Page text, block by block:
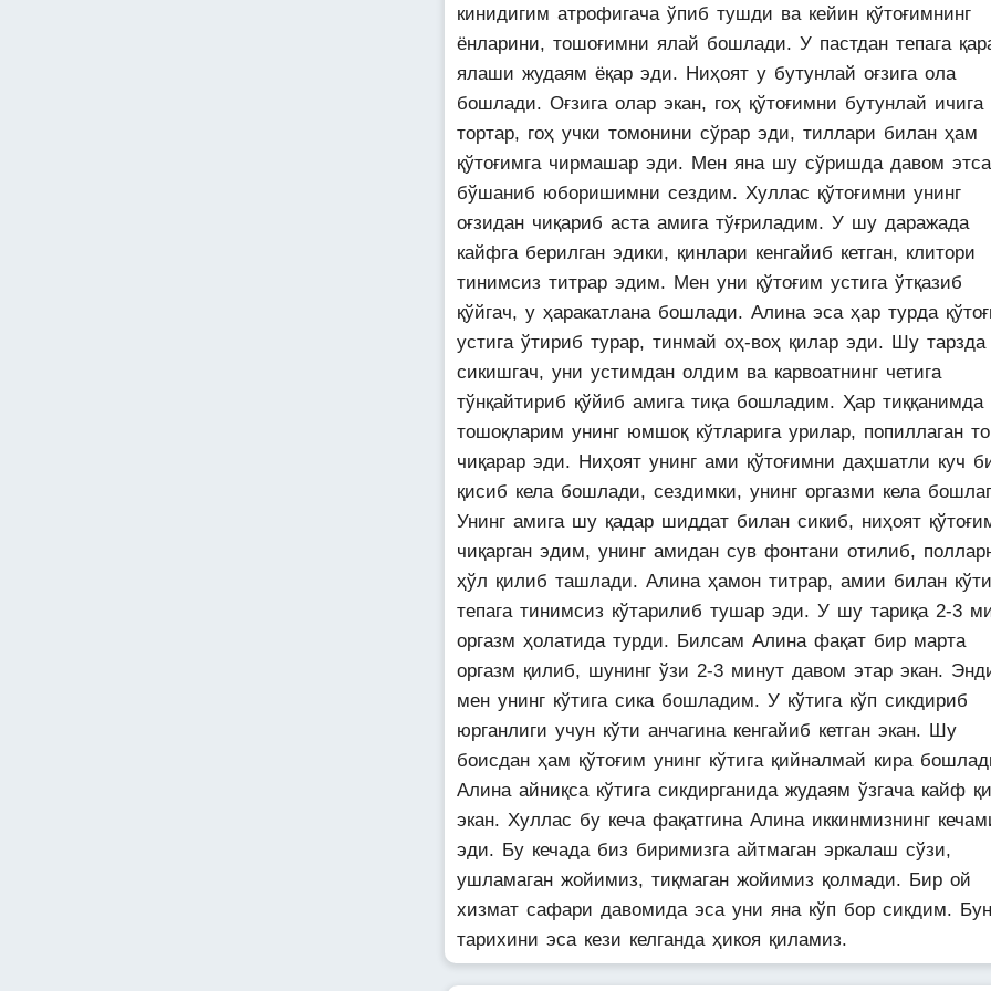
кинидигим атрофигача ўпиб тушди ва кейин қўтоғимнинг
ёнларини, тошоғимни ялай бошлади. У пастдан тепага
ялаши жудаям ёқар эди. Ниҳоят у бутунлай оғзига ола
бошлади. Оғзига олар экан, гоҳ қўтоғимни бутунлай ичига
тортар, гоҳ учки томонини сўрар эди, тиллари билан ҳам
қўтоғимга чирмашар эди. Мен яна шу сўришда давом этса
бўшаниб юборишимни сездим. Хуллас қўтоғимни унинг
оғзидан чиқариб аста амига тўғриладим. У шу даражада
кайфга берилган эдики, қинлари кенгайиб кетган, клитори
тинимсиз титрар эдим. Мен уни қўтоғим устига ўтқазиб
қўйгач, у ҳаракатлана бошлади. Алина эса ҳар турда
устига ўтириб турар, тинмай оҳ-воҳ қилар эди. Шу тарзда
сикишгач, уни устимдан олдим ва карвоатнинг четига
тўнқайтириб қўйиб амига тиқа бошладим. Ҳар тиққанимда
тошоқларим унинг юмшоқ кўтларига урилар, попиллаган
чиқарар эди. Ниҳоят унинг ами қўтоғимни даҳшатли куч
қисиб кела бошлади, сездимки, унинг оргазми кела
Унинг амига шу қадар шиддат билан сикиб, ниҳоят
чиқарган эдим, унинг амидан сув фонтани отилиб,
ҳўл қилиб ташлади. Алина ҳамон титрар, амии билан кўти
тепага тинимсиз кўтарилиб тушар эди. У шу тариқа 2-3
оргазм ҳолатида турди. Билсам Алина фақат бир марта
оргазм қилиб, шунинг ўзи 2-3 минут давом этар экан.
мен унинг кўтига сика бошладим. У кўтига кўп сикдириб
юрганлиги учун кўти анчагина кенгайиб кетган экан. Шу
боисдан ҳам қўтоғим унинг кўтига қийналмай кира
Алина айниқса кўтига сикдирганида жудаям ўзгача кайф
экан. Хуллас бу кеча фақатгина Алина иккинмизнинг
эди. Бу кечада биз биримизга айтмаган эркалаш сўзи,
ушламаган жойимиз, тиқмаган жойимиз қолмади. Бир ой
хизмат сафари давомида эса уни яна кўп бор сикдим.
тарихини эса кези келганда ҳикоя қиламиз.